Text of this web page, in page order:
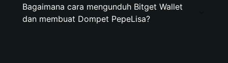
Bagaimana cara mengunduh Bitget Wallet
dan membuat Dompet PepeLisa?